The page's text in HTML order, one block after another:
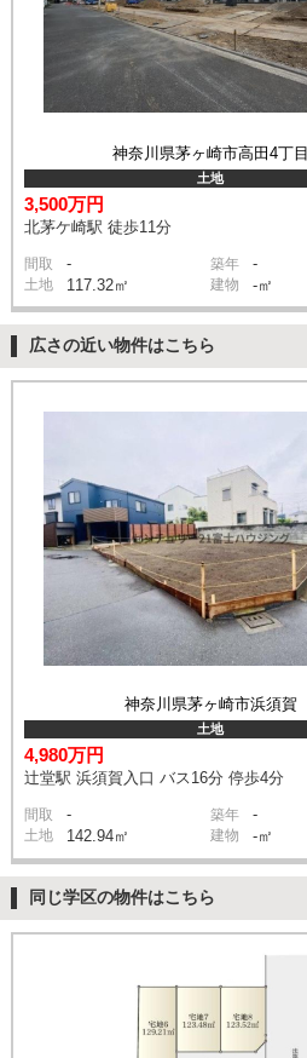
神奈川県茅ヶ崎市高田4丁目
土地
3,500万円
北茅ケ崎駅 徒歩11分
間取 - 築年 -
土地 117.32㎡ 建物 -㎡
広さの近い物件はこちら
神奈川県茅ヶ崎市浜須賀
土地
4,980万円
辻堂駅 浜須賀入口 バス16分 停歩4分
間取 - 築年 -
土地 142.94㎡ 建物 -㎡
同じ学区の物件はこちら